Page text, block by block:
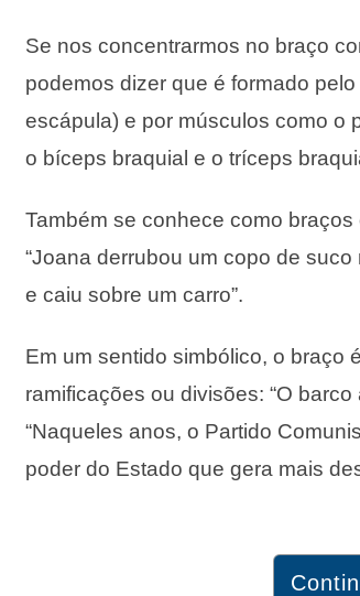
Se nos concentrarmos no braço
podemos dizer que é formado
escápula) e por músculos como o
o bíceps braquial e o tríceps
Também se conhece como
“Joana derrubou um copo de
e caiu sobre um carro”.
Em um sentido simbólico, o braço
ramificações ou divisões: “O
“Naqueles anos, o Partido
poder do Estado que gera mais